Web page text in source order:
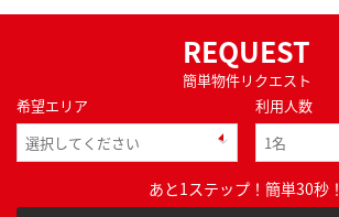
REQUEST
簡単物件リクエスト
希望エリア
利用人数
あと1ステップ！簡単30秒！